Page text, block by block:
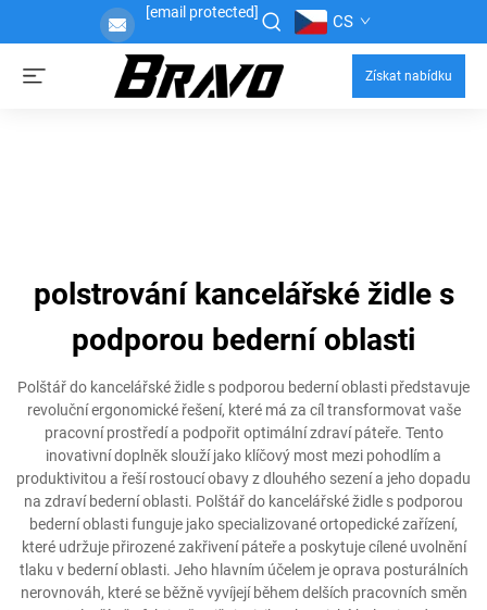
[email protected] CS
Získat nabídku
polstrování kancelářské židle s
podporou bederní oblasti
Polštář do kancelářské židle s podporou bederní oblasti představuje
revoluční ergonomické řešení, které má za cíl transformovat vaše
pracovní prostředí a podpořit optimální zdraví páteře. Tento
inovativní doplněk slouží jako klíčový most mezi pohodlím a
produktivitou a řeší rostoucí obavy z dlouhého sezení a jeho dopadu
na zdraví bederní oblasti. Polštář do kancelářské židle s podporou
bederní oblasti funguje jako specializované ortopedické zařízení,
které udržuje přirozené zakřivení páteře a poskytuje cílené uvolnění
tlaku v bederní oblasti. Jeho hlavním účelem je oprava posturálních
nerovnováh, které se běžně vyvíjejí během delších pracovních směn